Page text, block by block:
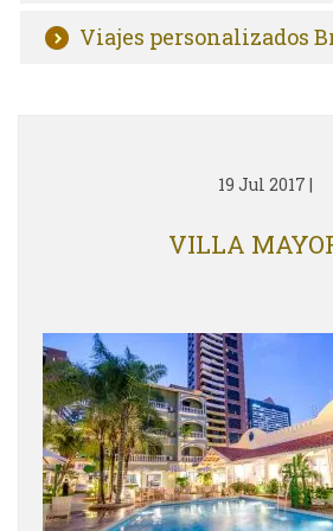
Viajes personalizados
19 Jul 2017 |
VILLA